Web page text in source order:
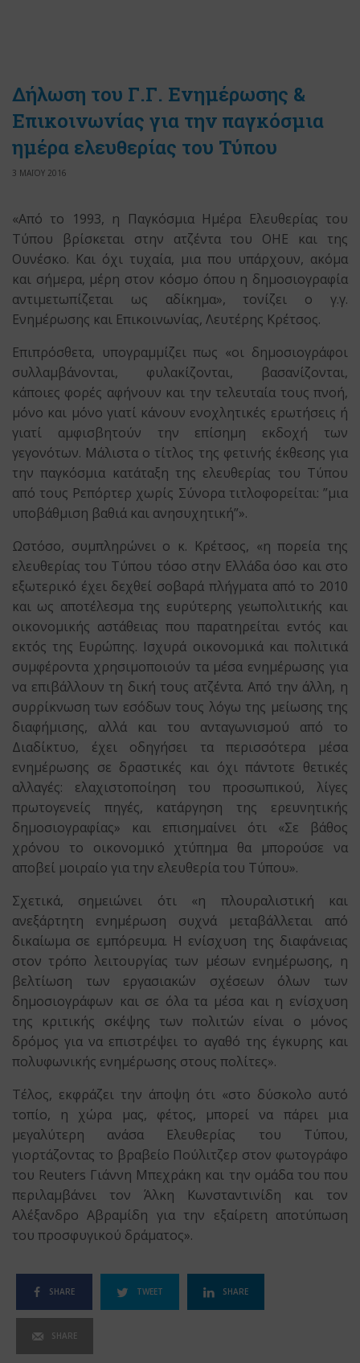
Δήλωση του Γ.Γ. Ενημέρωσης &
Επικοινωνίας για την παγκόσμια
ημέρα ελευθερίας του Τύπου
3 ΜΑΪΟΥ 2016
«Από το 1993, η Παγκόσμια Ημέρα Ελευθερίας του
Τύπου βρίσκεται στην ατζέντα του ΟΗΕ και της
Ουνέσκο. Και όχι τυχαία, μια που υπάρχουν, ακόμα
και σήμερα, μέρη στον κόσμο όπου η δημοσιογραφία
αντιμετωπίζεται ως αδίκημα», τονίζει ο γ.γ.
Ενημέρωσης και Επικοινωνίας, Λευτέρης Κρέτσος.
Επιπρόσθετα, υπογραμμίζει πως «οι δημοσιογράφοι
συλλαμβάνονται, φυλακίζονται, βασανίζονται,
κάποιες φορές αφήνουν και την τελευταία τους πνοή,
μόνο και μόνο γιατί κάνουν ενοχλητικές ερωτήσεις ή
γιατί αμφισβητούν την επίσημη εκδοχή των
γεγονότων. Μάλιστα ο τίτλος της φετινής έκθεσης για
την παγκόσμια κατάταξη της ελευθερίας του Τύπου
από τους Ρεπόρτερ χωρίς Σύνορα τιτλοφορείται: ”μια
υποβάθμιση βαθιά και ανησυχητική”».
Ωστόσο, συμπληρώνει ο κ. Κρέτσος, «η πορεία της
ελευθερίας του Τύπου τόσο στην Ελλάδα όσο και στο
εξωτερικό έχει δεχθεί σοβαρά πλήγματα από το 2010
και ως αποτέλεσμα της ευρύτερης γεωπολιτικής και
οικονομικής αστάθειας που παρατηρείται εντός και
εκτός της Ευρώπης. Ισχυρά οικονομικά και πολιτικά
συμφέροντα χρησιμοποιούν τα μέσα ενημέρωσης για
να επιβάλλουν τη δική τους ατζέντα. Από την άλλη, η
συρρίκνωση των εσόδων τους λόγω της μείωσης της
διαφήμισης, αλλά και του ανταγωνισμού από το
Διαδίκτυο, έχει οδηγήσει τα περισσότερα μέσα
ενημέρωσης σε δραστικές και όχι πάντοτε θετικές
αλλαγές: ελαχιστοποίηση του προσωπικού, λίγες
πρωτογενείς πηγές, κατάργηση της ερευνητικής
δημοσιογραφίας» και επισημαίνει ότι «Σε βάθος
χρόνου το οικονομικό χτύπημα θα μπορούσε να
αποβεί μοιραίο για την ελευθερία του Τύπου».
Σχετικά, σημειώνει ότι «η πλουραλιστική και
ανεξάρτητη ενημέρωση συχνά μεταβάλλεται από
δικαίωμα σε εμπόρευμα. Η ενίσχυση της διαφάνειας
στον τρόπο λειτουργίας των μέσων ενημέρωσης, η
βελτίωση των εργασιακών σχέσεων όλων των
δημοσιογράφων και σε όλα τα μέσα και η ενίσχυση
της κριτικής σκέψης των πολιτών είναι ο μόνος
δρόμος για να επιστρέψει το αγαθό της έγκυρης και
πολυφωνικής ενημέρωσης στους πολίτες».
Τέλος, εκφράζει την άποψη ότι «στο δύσκολο αυτό
τοπίο, η χώρα μας, φέτος, μπορεί να πάρει μια
μεγαλύτερη ανάσα Ελευθερίας του Τύπου,
γιορτάζοντας το βραβείο Πούλιτζερ στον φωτογράφο
του Reuters Γιάννη Μπεχράκη και την ομάδα του που
περιλαμβάνει τον Άλκη Κωνσταντινίδη και τον
Αλέξανδρο Αβραμίδη για την εξαίρετη αποτύπωση
του προσφυγικού δράματος».
SHARE TWEET SHARE
SHARE